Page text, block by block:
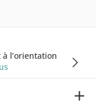
l’orientation